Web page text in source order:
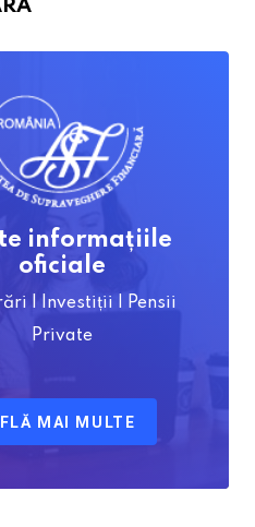
informațiile
oficiale
| Investiții | Pensii
Private
MAI MULTE